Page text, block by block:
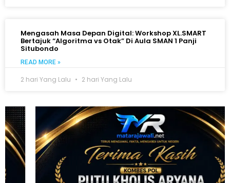
Mengasah Masa Depan Digital: Workshop XL.SMART
Bertajuk “Algoritma vs Otak” Di Aula SMAN 1 Panji
Situbondo
READ MORE »
2 hari Yang Lalu 2 hari Yang Lalu